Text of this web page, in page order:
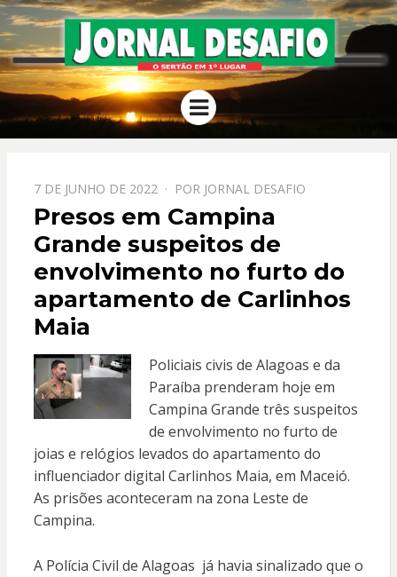
JORNAL
DESAFIO
O Sertão em 1º Lugar
Menu
PPOSTADO
EM
7 DE JUNHO DE 2022 POR JORNAL DESAFIO
Presos em Campina
Grande suspeitos de
envolvimento no furto do
apartamento de Carlinhos
Maia
Policiais civis de Alagoas e da
Paraíba prenderam hoje em
Campina Grande três suspeitos
de envolvimento no furto de
joias e relógios levados do apartamento do
influenciador digital Carlinhos Maia, em Maceió.
As prisões aconteceram na zona Leste de
Campina.
A Polícia Civil de Alagoas já havia sinalizado que o